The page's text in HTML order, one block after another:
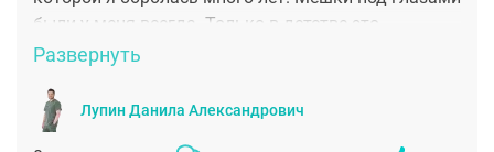
были у меня всегда. Только в детстве это
выглядишь, как милая детская припухлость. А вот
невыспавшийся вид. Все обострилось, когда я
резко похудела. Казалось мешки стали больше в
Развернуть
Лупин Данила Александрович